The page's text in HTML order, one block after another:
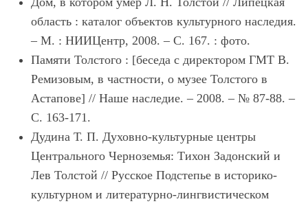
область : каталог объектов культурного наследия.
– М. : НИИЦентр, 2008. – С. 167. : фото.
Памяти Толстого : [беседа с директором ГМТ В.
Ремизовым, в частности, о музее Толстого в
Астапове] // Наше наследие. – 2008. – № 87-88. –
С. 163-171.
Дудина Т. П. Духовно-культурные центры
Центрального Черноземья: Тихон Задонский и
Лев Толстой // Русское Подстепье в историко-
культурном и литературно-лингвистическом